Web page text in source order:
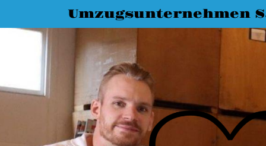
Umzugsunternehmen